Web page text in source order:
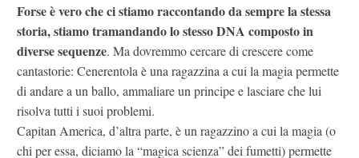
Forse è vero che ci stiamo raccontando da sempre la stessa
storia, stiamo tramandando lo stesso DNA composto in
diverse sequenze. Ma dovremmo cercare di crescere come
cantastorie: Cenerentola è una ragazzina a cui la magia permette
di andare a un ballo, ammaliare un principe e lasciare che lui
risolva tutti i suoi problemi.
Capitan America, d’altra parte, è un ragazzino a cui la magia (o
chi per essa, diciamo la “magica scienza” dei fumetti) permette